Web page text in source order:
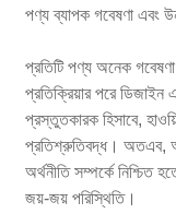
পণ্য ব্যাপক গবেষণা এবং
প্রতিটি পণ্য অনেক
প্রতিক্রিয়ার পরে ডিজাইন
প্রস্তুতকারক হিসাবে,
প্রতিশ্রুতিবদ্ধ। অতএব,
অর্থনীতি সম্পর্কে নিশ্চিত
জয়-জয় পরিস্থিতি।